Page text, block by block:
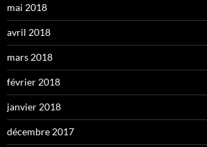
mai 2018
avril 2018
mars 2018
février 2018
janvier 2018
décembre 2017